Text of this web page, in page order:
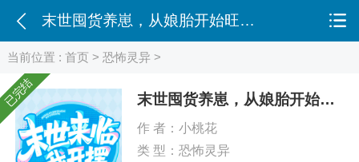
当前位置 :首页 >恐怖灵异 >
已完结 末世囤货养崽，从娘胎开始旺妈咪
作 者： 小桃花
类 型： 恐怖灵异
末世囤货养崽，从娘胎开始旺妈咪